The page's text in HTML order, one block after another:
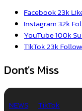
Facebook23k
Instagram32k
YouTube100k
TikTok23k
Dont's Miss
NEWS TikTok